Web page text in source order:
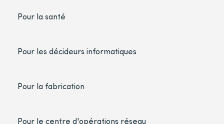
Pour la santé
Pour les décideurs informatiques
Pour la fabrication
Pour le centre d'opérations réseau